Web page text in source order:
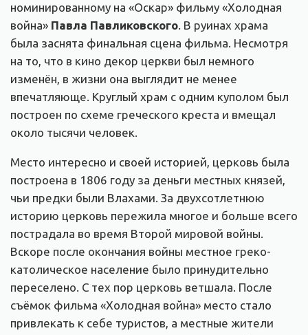
номинированному на «Оскар» фильму «Холодная
война» Павла Павликовского. В руинах храма
была заснята финальная сцена фильма. Несмотря
на то, что в кино декор церкви был немного
изменён, в жизни она выглядит не менее
впечатляюще. Круглый храм с одним куполом был
построен по схеме греческого креста и вмещал
около тысячи человек.
Место интересно и своей историей, церковь была
построена в 1806 году за деньги местных князей,
чьи предки были Влахами. За двухсотлетнюю
историю церковь пережила многое и больше всего
пострадала во время Второй мировой войны.
Вскоре после окончания войны местное греко-
католическое население было принудительно
переселено. С тех пор церковь ветшала. После
съёмок фильма «Холодная война» место стало
привлекать к себе туристов, а местные жители